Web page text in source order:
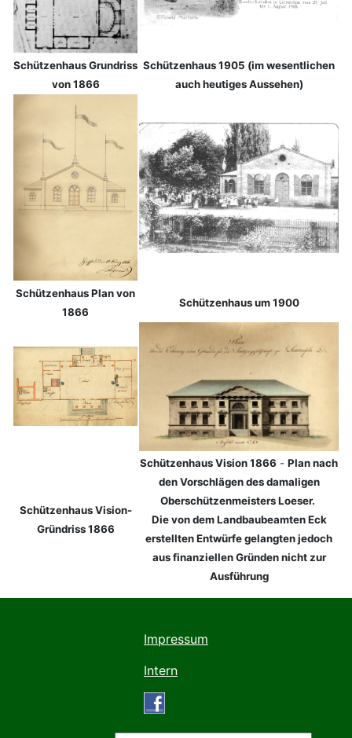
Schützenhaus Grundriss
von 1866
Schützenhaus 1905 (im wesentlichen
auch heutiges Aussehen)
Schützenhaus Plan von
1866
Schützenhaus um 1900
Schützenhaus Vision-
Gründriss 1866
Schützenhaus Vision 1866 - Plan nach
den Vorschlägen des damaligen
Oberschützenmeisters Loeser.
Die von dem Landbaubeamten Eck
erstellten Entwürfe gelangten jedoch
aus finanziellen Gründen nicht zur
Ausführung
Impressum
Intern